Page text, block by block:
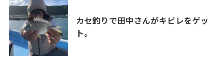
カセ釣りで田中さんがキビレをゲッ
ト。